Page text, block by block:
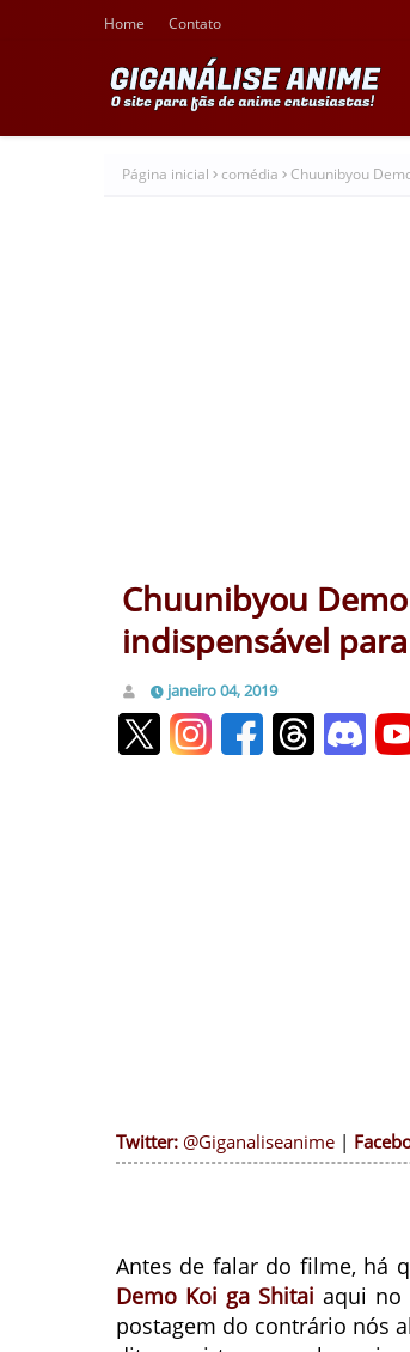
Home Contato
Página inicial comédia Chuunibyou
Chuunibyou
indispensável
janeiro 04, 2019
Twitter: @Giganaliseanime |
Antes de falar do filme, há
Demo Koi ga Shitai aqui no
postagem do contrário nós